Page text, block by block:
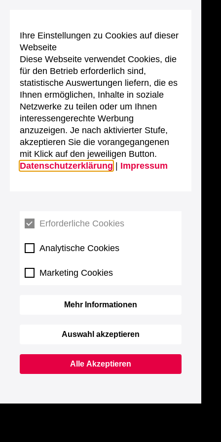
Ihre Einstellungen zu Cookies auf dieser
Webseite
Diese Webseite verwendet Cookies, die
für den Betrieb erforderlich sind,
statistische Auswertungen liefern, die es
Ihnen ermöglichen, Inhalte in soziale
Netzwerke zu teilen oder um Ihnen
interessengerechte Werbung
anzuzeigen. Je nach aktivierter Stufe,
akzeptieren Sie die vorangegangenen
mit Klick auf den jeweiligen Button.
Datenschutzerklärung
Impressum
Erforderliche Cookies
Analytische Cookies
Marketing Cookies
Mehr Informationen
Auswahl akzeptieren
Alle Akzeptieren